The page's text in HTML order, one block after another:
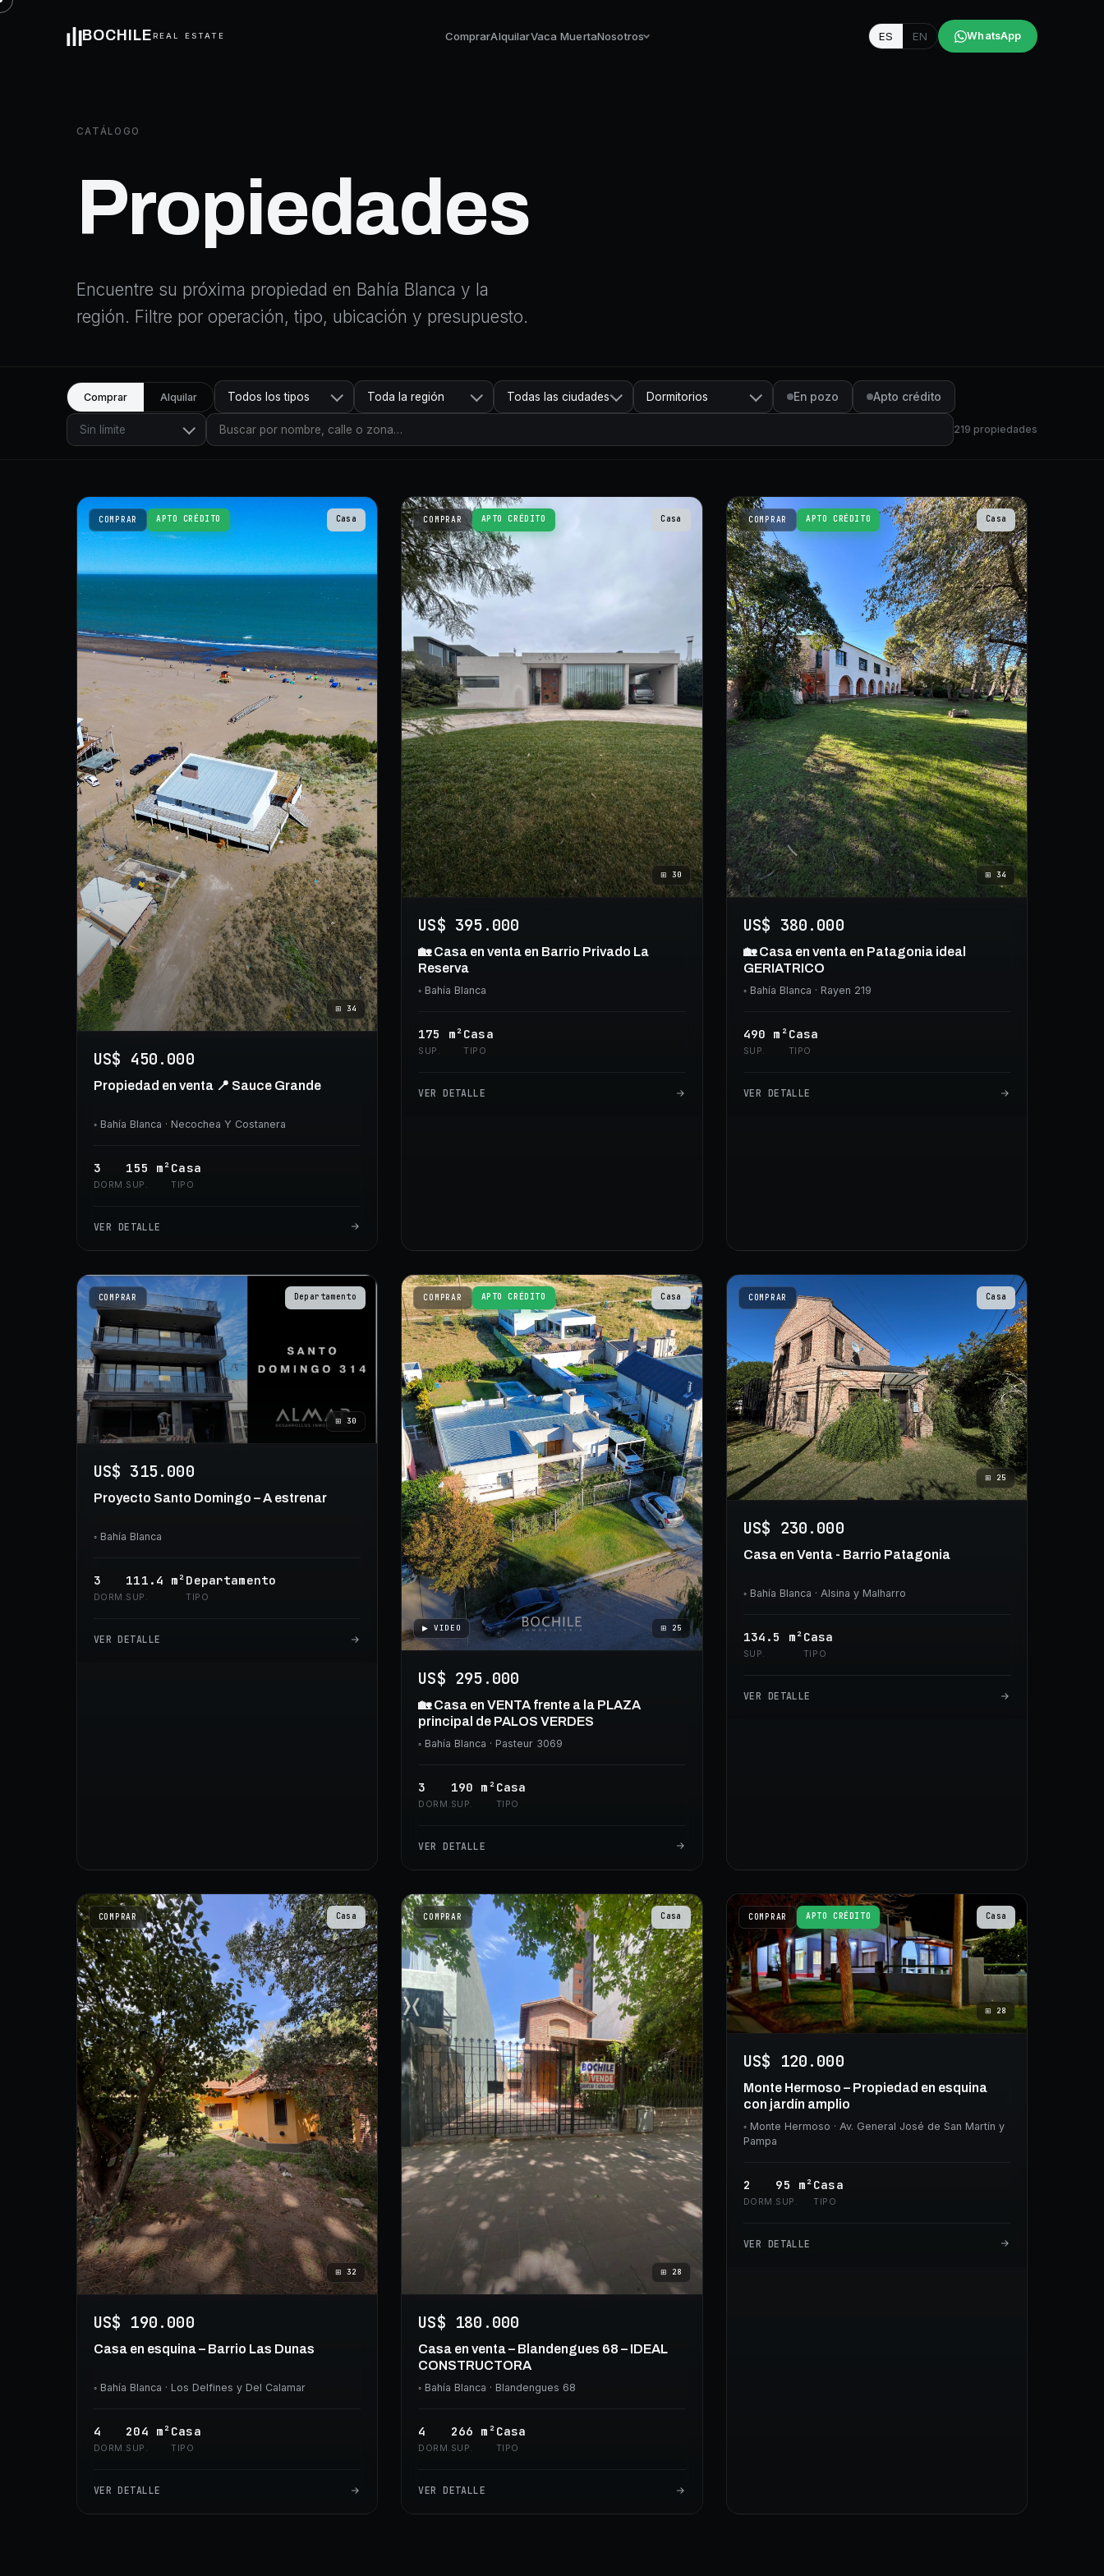
BOCHILE REAL ESTATE ComprarAlquilarVaca MuertaNosotros ES EN WhatsApp
CATÁLOGO
Propiedades
Encuentre su próxima propiedad en Bahía Blanca y la
región. Filtre por operación, tipo, ubicación y presupuesto.
Comprar Alquilar Todos los tipos Toda la región Todas las ciudades Dormitorios En pozo Apto crédito
Sin límite 219 propiedades
COMPRAR APTO CRÉDITO Casa
⊞34
US$ 450.000
Propiedad en venta 📍 Sauce Grande
◦ Bahía Blanca · Necochea Y Costanera
3
DORM.
155 m²
SUP.
Casa
TIPO
VER DETALLE
COMPRAR APTO CRÉDITO Casa
⊞ 30
US$ 395.000
🏡 Casa en venta en Barrio Privado La
Reserva
◦ Bahía Blanca
175 m²
SUP.
Casa
TIPO
VER DETALLE
COMPRAR APTO CRÉDITO Casa
⊞34
US$ 380.000
🏡 Casa en venta en Patagonia ideal
GERIATRICO
◦ Bahía Blanca · Rayen 219
490 m²
SUP.
Casa
TIPO
VER DETALLE
COMPRAR Departamento
⊞30
US$ 315.000
Proyecto Santo Domingo – A estrenar
◦ Bahía Blanca
3
DORM.
111.4 m²
SUP.
Departamento
TIPO
VER DETALLE
COMPRAR APTO CRÉDITO Casa
⊞ 25
▶ VIDEO
US$ 295.000
🏡 Casa en VENTA frente a la PLAZA
principal de PALOS VERDES
◦ Bahía Blanca · Pasteur 3069
3
DORM.
190 m²
SUP.
Casa
TIPO
VER DETALLE
COMPRAR Casa
⊞ 25
US$ 230.000
Casa en Venta - Barrio Patagonia
◦ Bahía Blanca · Alsina y Malharro
134.5 m²
SUP.
Casa
TIPO
VER DETALLE
COMPRAR Casa
⊞32
US$ 190.000
Casa en esquina – Barrio Las Dunas
◦ Bahía Blanca · Los Delfines y Del Calamar
4
DORM.
204 m²
SUP.
Casa
TIPO
VER DETALLE
COMPRAR Casa
⊞ 28
US$ 180.000
Casa en venta – Blandengues 68 – IDEAL
CONSTRUCTORA
◦ Bahía Blanca · Blandengues 68
4
DORM.
266 m²
SUP.
Casa
TIPO
VER DETALLE
COMPRAR APTO CRÉDITO Casa
⊞ 28
US$ 120.000
Monte Hermoso – Propiedad en esquina
con jardín amplio
◦ Monte Hermoso · Av. General José de San Martín y
Pampa
2
DORM.
95 m²
SUP.
Casa
TIPO
VER DETALLE